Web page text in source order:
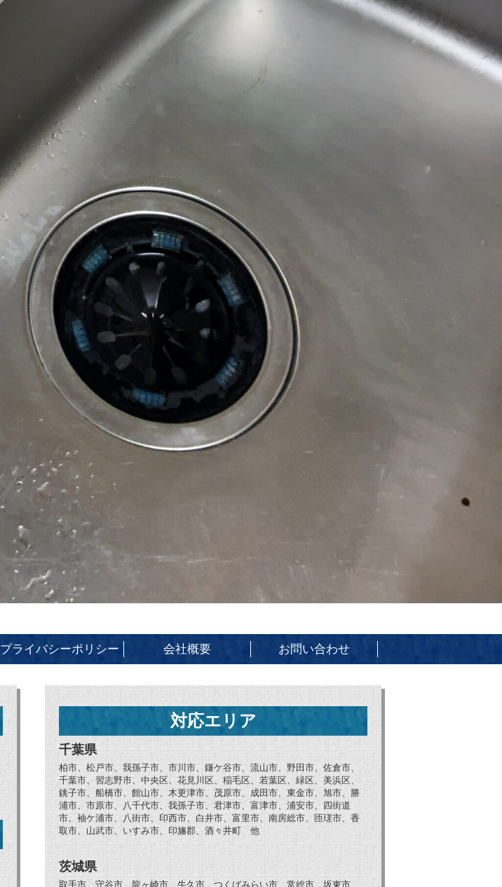
プライバシーポリシー 会社概要 お問い合わせ
対応エリア
千葉県
柏市、松戸市、我孫子市、市川市、鎌ケ谷市、流山市、野田市、佐倉市、
千葉市、習志野市、中央区、花見川区、稲毛区、若葉区、緑区、美浜区、
銚子市、船橋市、館山市、木更津市、茂原市、成田市、東金市、旭市、勝
浦市、市原市、八千代市、我孫子市、君津市、富津市、浦安市、四街道
市、袖ケ浦市、八街市、印西市、白井市、富里市、南房総市、匝瑳市、香
取市、山武市、いすみ市、印旛郡、酒々井町 他
茨城県
取手市、守谷市、龍ヶ崎市、牛久市、つくばみらい市、常総市、坂東市